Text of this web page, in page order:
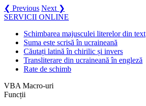
❮ Previous Next ❯
SERVICII ONLINE
Schimbarea majusculei literelor din text
Suma este scrisă în ucraineană
Căutați latină în chirilic și invers
Transliterare din ucraineană în engleză
Rate de schimb
VBA Macro-uri
Funcții